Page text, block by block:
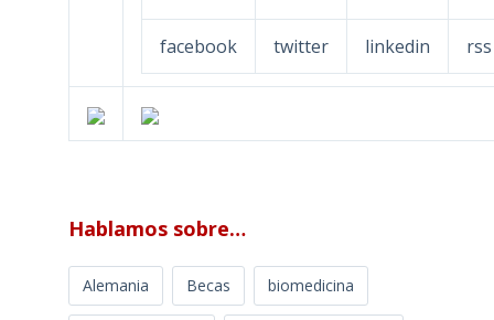
facebook twitter linkedin rss
Hablamos sobre…
Alemania Becas biomedicina